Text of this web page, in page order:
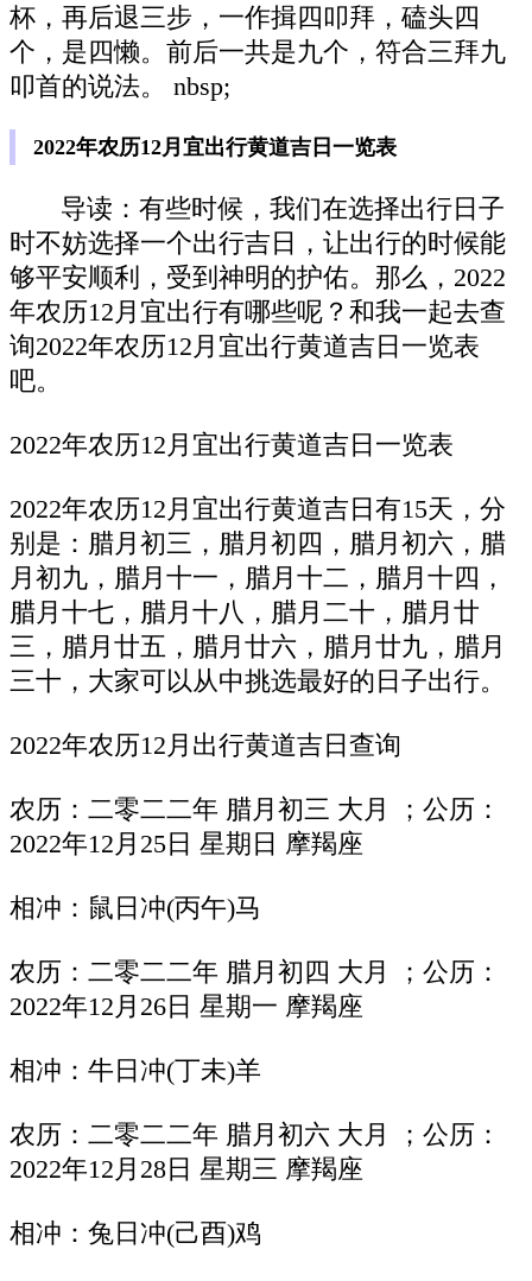
杯，再后退三步，一作揖四叩拜，磕头四
个，是四懒。前后一共是九个，符合三拜九
叩首的说法。 nbsp;
2022年农历12月宜出行黄道吉日一览表
导读：有些时候，我们在选择出行日子
时不妨选择一个出行吉日，让出行的时候能
够平安顺利，受到神明的护佑。那么，2022
年农历12月宜出行有哪些呢？和我一起去查
询2022年农历12月宜出行黄道吉日一览表
吧。
2022年农历12月宜出行黄道吉日一览表
2022年农历12月宜出行黄道吉日有15天，分
别是：腊月初三，腊月初四，腊月初六，腊
月初九，腊月十一，腊月十二，腊月十四，
腊月十七，腊月十八，腊月二十，腊月廿
三，腊月廿五，腊月廿六，腊月廿九，腊月
三十，大家可以从中挑选最好的日子出行。
2022年农历12月出行黄道吉日查询
农历：二零二二年 腊月初三 大月 ；公历：
2022年12月25日 星期日 摩羯座
相冲：鼠日冲(丙午)马
农历：二零二二年 腊月初四 大月 ；公历：
2022年12月26日 星期一 摩羯座
相冲：牛日冲(丁未)羊
农历：二零二二年 腊月初六 大月 ；公历：
2022年12月28日 星期三 摩羯座
相冲：兔日冲(己酉)鸡